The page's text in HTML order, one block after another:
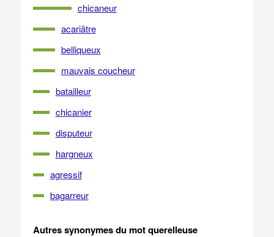
chicaneur
acariâtre
belliqueux
mauvais coucheur
batailleur
chicanier
disputeur
hargneux
agressif
bagarreur
Autres synonymes du mot querelleuse